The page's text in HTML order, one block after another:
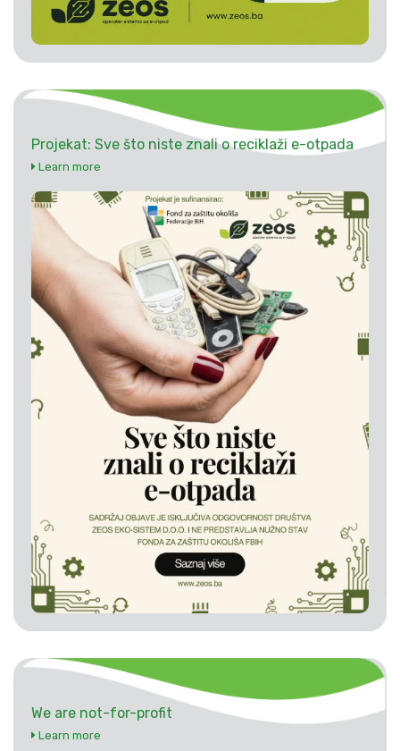
Projekat: Sve što niste znali o reciklaži e-otpada
Learn more
We are not-for-profit
Learn more